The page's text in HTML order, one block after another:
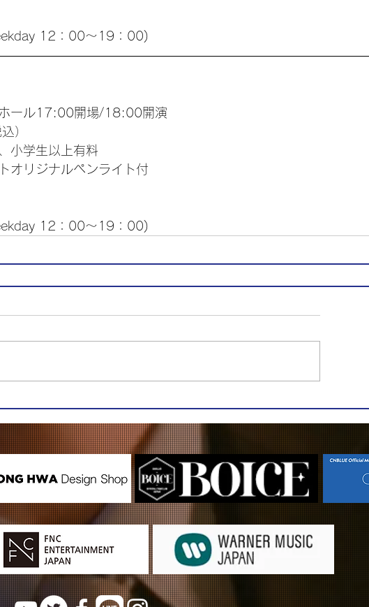
12：00～19：00)
ール17:00開場/18:00開演
）
小学生以上有料
オリジナルペンライト付
12：00～19：00)